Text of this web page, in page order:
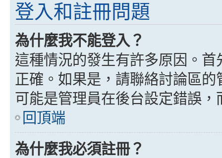
登入和註冊問題
為什麼我不能登入？
這種情況的發生有許多原因。
正確。如果是，請聯絡討論區
可能是管理員在後台設定錯誤
回頂端
為什麼我必須註冊？